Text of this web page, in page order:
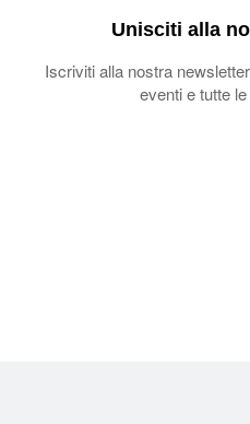
Unisciti alla
Iscriviti alla nostra
eventi e tutte